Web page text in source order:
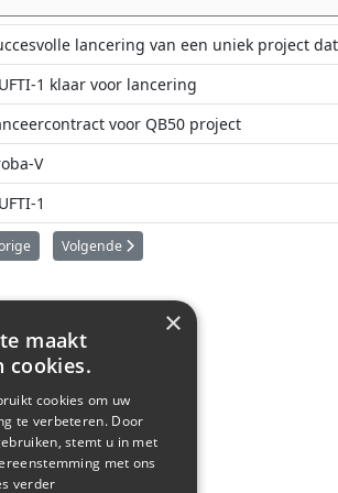
lancering van een uniek project
1 klaar voor lancering
voor QB50 project
V
1
artikel: SpaceBillboard: Belgen willen reclame
Volgende artikel: Belgische CubeSat
Volgende
×
maakt
cookies.
cookies om uw
te verbeteren. Door
stemt u in met
met ons
verder